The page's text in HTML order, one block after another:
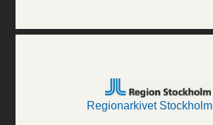
Regionarkivet Stockholm